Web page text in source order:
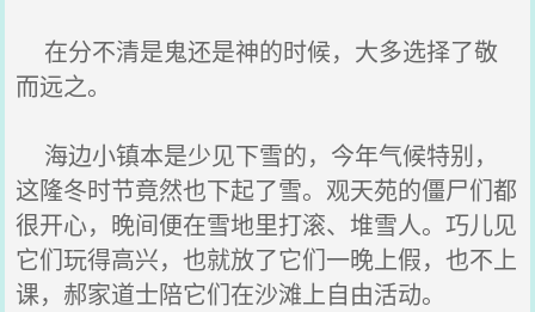
在分不清是鬼还是神的时候，大多选择了敬
而远之。
海边小镇本是少见下雪的，今年气候特别，
这隆冬时节竟然也下起了雪。观天苑的僵尸们都
很开心，晚间便在雪地里打滚、堆雪人。巧儿见
它们玩得高兴，也就放了它们一晚上假，也不上
课，郝家道士陪它们在沙滩上自由活动。